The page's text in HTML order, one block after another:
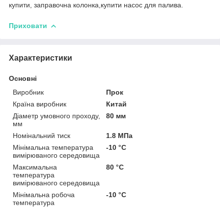
купити, заправочна колонка,купити насос для палива.
Приховати
Характеристики
Основні
Виробник
Прок
Країна виробник
Китай
Діаметр умовного проходу,
мм
80 мм
Номінальний тиск
1.8 МПа
Мінімальна температура
вимірюваного середовища
-10 °С
Максимальна
температура
вимірюваного середовища
80 °С
Мінімальна робоча
температура
-10 °С